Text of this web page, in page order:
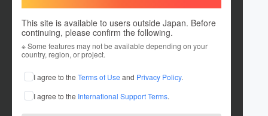
This site is available to users outside Japan. Before
continuing, please confirm the following.
※ Some features may not be available depending on your
country, region, or project.
I agree to the Terms of Use and Privacy Policy.
I agree to the International Support Terms.
user_a35b6029f414
出身国：未設定